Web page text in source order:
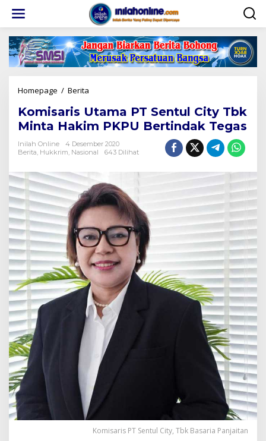
konten
Homepage / Berita
PT
Sentul
City
Tbk
Minta
PKPU
Bertindak
Tegas
Komisaris Utama PT Sentul City Tbk
Minta Hakim PKPU Bertindak Tegas
Inilah Online
4 Desember 2020
Berita Hukkrim Nasional 643 Dilihat
Komisaris PT Sentul City, Tbk Basaria Panjaitan